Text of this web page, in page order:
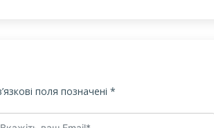
поля позначені *